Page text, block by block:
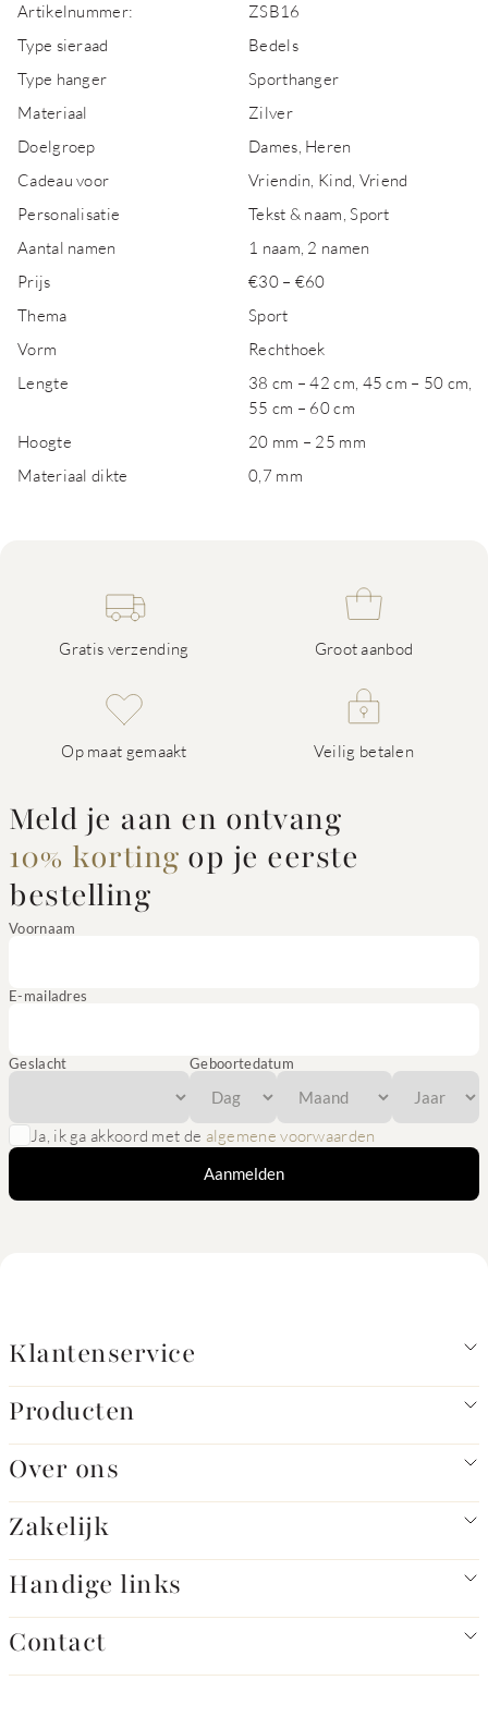
Artikelnummer:
ZSB16
Type sieraad
Bedels
Type hanger
Sporthanger
Materiaal
Zilver
Doelgroep
Dames, Heren
Cadeau voor
Vriendin, Kind, Vriend
Personalisatie
Tekst & naam, Sport
Aantal namen
1 naam, 2 namen
Prijs
€30 – €60
Thema
Sport
Vorm
Rechthoek
Lengte
38 cm – 42 cm, 45 cm – 50 cm,
55 cm – 60 cm
Hoogte
20 mm – 25 mm
Materiaal dikte
0,7 mm
Gratis verzending Groot aanbod
Op maat gemaakt Veilig betalen
Meld je aan en ontvang
10% korting op je eerste
bestelling
Voornaam
E-mailadres
Geslacht Geboortedatum
Ja, ik ga akkoord met de algemene voorwaarden
Aanmelden
Klantenservice
Producten
Over ons
Zakelijk
Handige links
Contact